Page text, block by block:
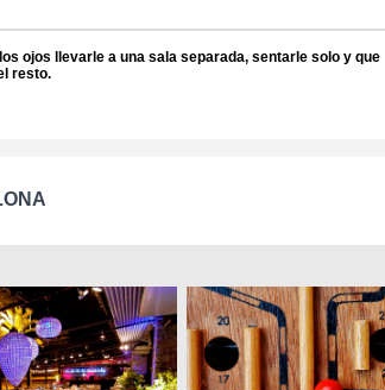
ojos llevarle a una sala separada, sentarle solo y que
resto.